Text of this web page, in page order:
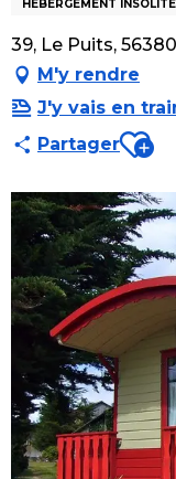
HÉBERGEMENT INSOLITE
39, Le Puits,
M'y rendre
J'y vais en
Partager